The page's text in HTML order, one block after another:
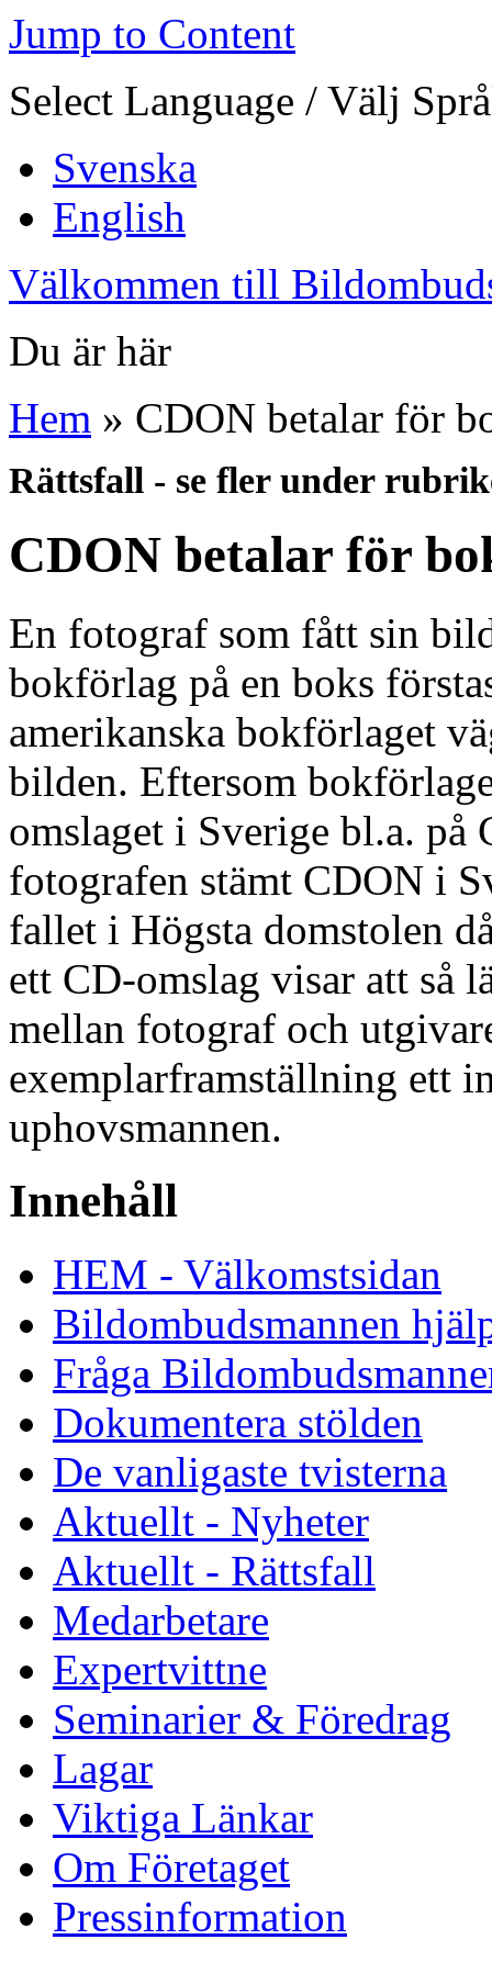
Jump to Content
Select Language / Välj
Svenska
English
Välkommen till
Du är här
Hem » CDON betalar för
Rättsfall - se fler under
CDON betalar för
En fotograf som fått sin
bokförlag på en boks
amerikanska bokförlaget
bilden. Eftersom
omslaget i Sverige bl.a. på
fotografen stämt CDON i
fallet i Högsta domstolen
ett CD-omslag visar att så
mellan fotograf och
exemplarframställning ett
uphovsmannen.
Innehåll
HEM - Välkomstsidan
Bildombudsmannen
Fråga
Dokumentera stölden
De vanligaste tvisterna
Aktuellt - Nyheter
Aktuellt - Rättsfall
Medarbetare
Expertvittne
Seminarier & Föredrag
Lagar
Viktiga Länkar
Om Företaget
Pressinformation